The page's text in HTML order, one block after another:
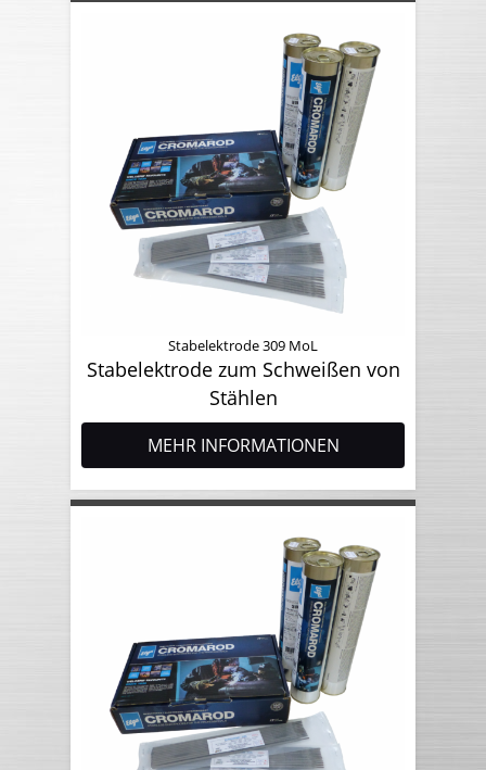
Stabelektrode 309 MoL
Stabelektrode zum Schweißen von
Stählen
MEHR INFORMATIONEN